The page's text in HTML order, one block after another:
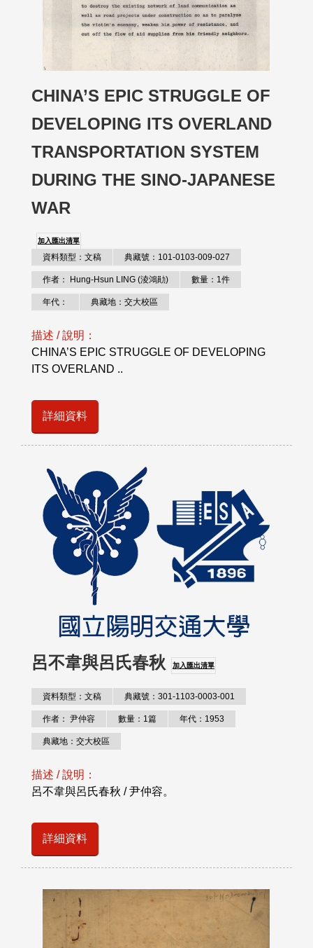
CHINA’S EPIC STRUGGLE OF
DEVELOPING ITS OVERLAND
TRANSPORTATION SYSTEM
DURING THE SINO-JAPANESE
WAR
加入匯出清單
資料類型：文稿 典藏號：101-0103-009-027
作者： Hung-Hsun LING (淩鴻勛) 數量：1件
年代： 典藏地：交大校區
描述 / 說明：
CHINA’S EPIC STRUGGLE OF DEVELOPING
ITS OVERLAND ..
詳細資料
呂不韋與呂氏春秋 加入匯出清單
資料類型：文稿 典藏號：301-1103-0003-001
作者： 尹仲容 數量：1篇 年代：1953
典藏地：交大校區
描述 / 說明：
呂不韋與呂氏春秋 / 尹仲容。
詳細資料